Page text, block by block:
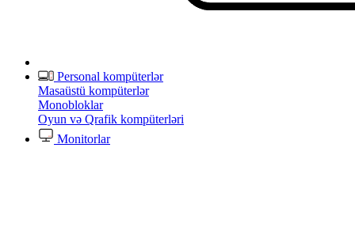
Personal kompüterlər
Masaüstü kompüterlər
Monobloklar
Oyun və Qrafik kompüterləri
Monitorlar